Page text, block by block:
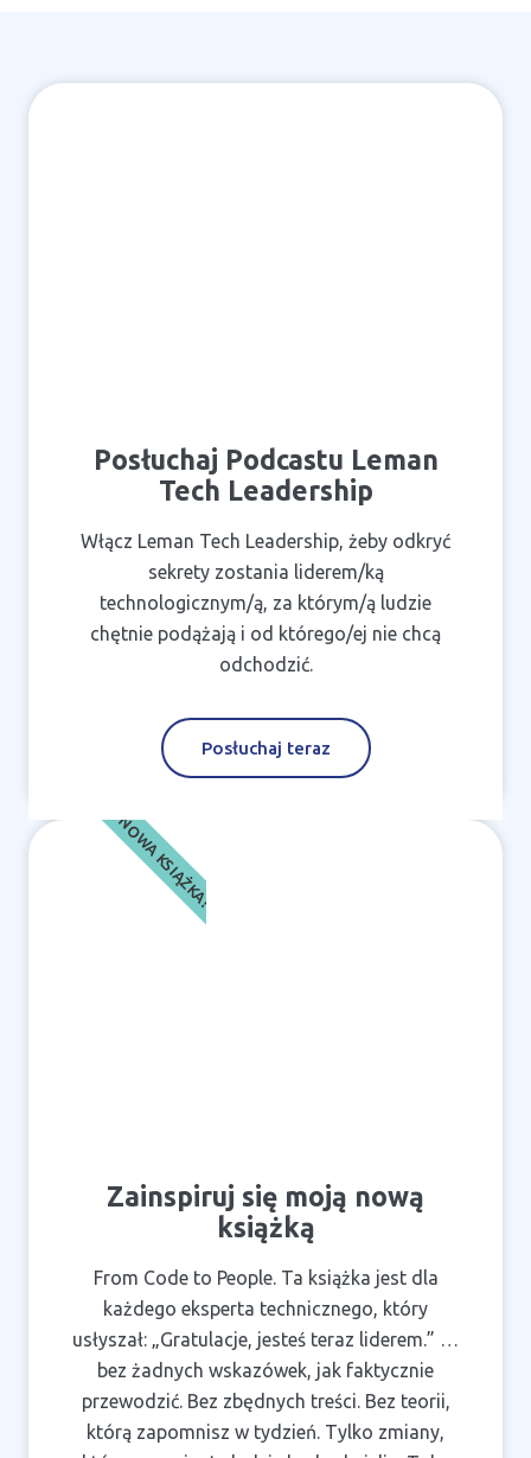
Posłuchaj Podcastu Leman
Tech Leadership
Włącz Leman Tech Leadership, żeby odkryć
sekrety zostania liderem/ką
technologicznym/ą, za którym/ą ludzie
chętnie podążają i od którego/ej nie chcą
odchodzić.
Posłuchaj teraz
Zainspiruj się moją nową
książką
From Code to People. Ta książka jest dla
każdego eksperta technicznego, który
usłyszał: „Gratulacje, jesteś teraz liderem.” …
bez żadnych wskazówek, jak faktycznie
przewodzić. Bez zbędnych treści. Bez teorii,
którą zapomnisz w tydzień. Tylko zmiany,
NOWA KSIĄŻKA!